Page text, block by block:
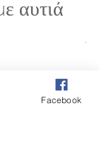
αυτιά
Facebook